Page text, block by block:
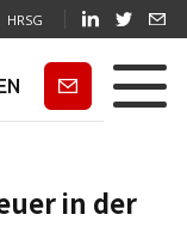
HRSG
Newsletter
in der